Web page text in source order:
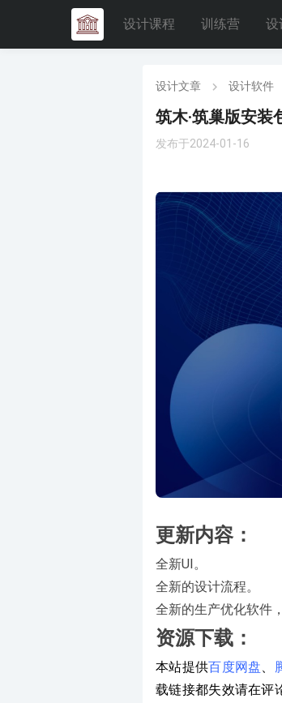
设计课程 训练营 设
设计文章 设计软件
筑木·筑巢版安装
发布于2024-01-16
更新内容：
全新UI。
全新的设计流程。
全新的生产优化软件
资源下载：
本站提供百度网盘、
载链接都失效请在评